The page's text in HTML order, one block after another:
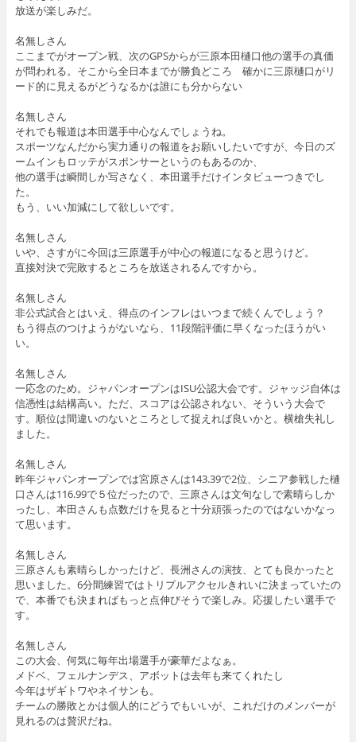
放送が楽しみだ。
名無しさん
ここまでがオープン戦、次のGPSからが三原本田樋口他の選手の真価
が問われる。そこから全日本までが勝負どころ 確かに三原樋口がリ
ード的に見えるがどうなるかは誰にも分からない
名無しさん
それでも報道は本田選手中心なんでしょうね。
スポーツなんだから実力通りの報道をお願いしたいですが、今日のズ
ームインもロッテがスポンサーというのもあるのか、
他の選手は瞬間しか写さなく、本田選手だけインタビューつきでし
た。
もう、いい加減にして欲しいです。
名無しさん
いや、さすがに今回は三原選手が中心の報道になると思うけど。
直接対決で完敗するところを放送されるんですから。
名無しさん
非公式試合とはいえ、得点のインフレはいつまで続くんでしょう？
もう得点のつけようがないなら、11段階評価に早くなったほうがい
い。
名無しさん
一応念のため。ジャパンオープンはISU公認大会です。ジャッジ自体は
信憑性は結構高い。ただ、スコアは公認されない、そういう大会で
す。順位は間違いのないところとして捉えれば良いかと。横槍失礼し
ました。
名無しさん
昨年ジャパンオープンでは宮原さんは143.39で2位、シニア参戦した樋
口さんは116.99で５位だったので、三原さんは文句なしで素晴らしか
ったし、本田さんも点数だけを見ると十分頑張ったのではないかなっ
て思います。
名無しさん
三原さんも素晴らしかったけど、長洲さんの演技、とても良かったと
思いました。6分間練習ではトリプルアクセルきれいに決まっていたの
で、本番でも決まればもっと点伸びそうで楽しみ。応援したい選手で
す。
名無しさん
この大会、何気に毎年出場選手が豪華だよなぁ。
メドベ、フェルナンデス、アボットは去年も来てくれたし
今年はザギトワやネイサンも。
チームの勝敗とかは個人的にどうでもいいが、これだけのメンバーが
見れるのは贅沢だね。